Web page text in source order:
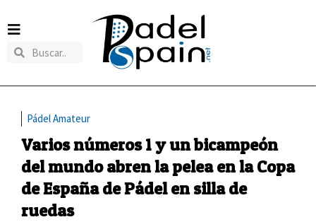
Pádel Amateur
Varios números 1 y un bicampeón
del mundo abren la pelea en la Copa
de España de Pádel en silla de
ruedas